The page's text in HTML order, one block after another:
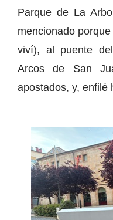
Parque de La
mencionado
viví), al puente
Arcos de San
apostados, y, enfilé